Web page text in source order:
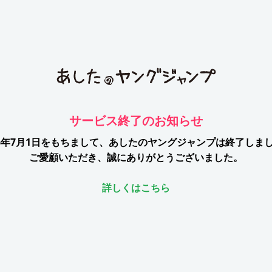
サービス終了のお知らせ
7月1日をもちまして、 あしたのヤングジャンプは終了しま
ご愛顧いただき、誠にありがとうございました。
詳しくはこちら